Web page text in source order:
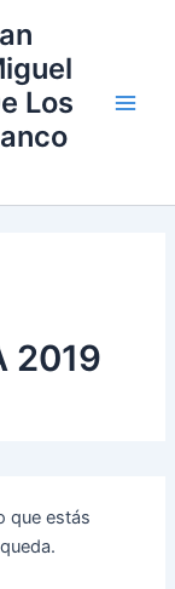
Los
2019
que estás